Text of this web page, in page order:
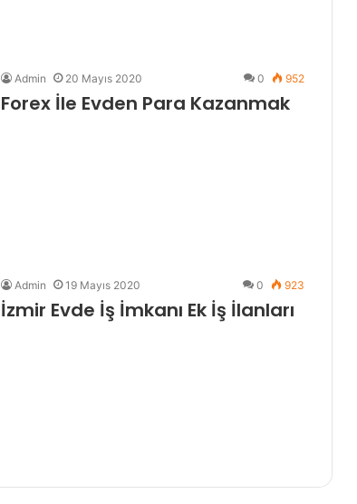
Admin 20 Mayıs 2020 0 952
Forex İle Evden Para Kazanmak
Admin 19 Mayıs 2020 0 923
İzmir Evde İş İmkanı Ek İş İlanları